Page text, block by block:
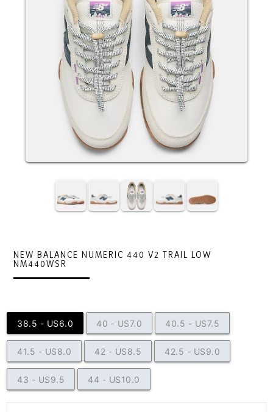
NEW BALANCE NUMERIC 440 V2 TRAIL LOW
NM440WSR
38.5 - US6.0 40 - US7.0 40.5 - US7.5
41.5 - US8.0 42 - US8.5 42.5 - US9.0
43 - US9.5 44 - US10.0